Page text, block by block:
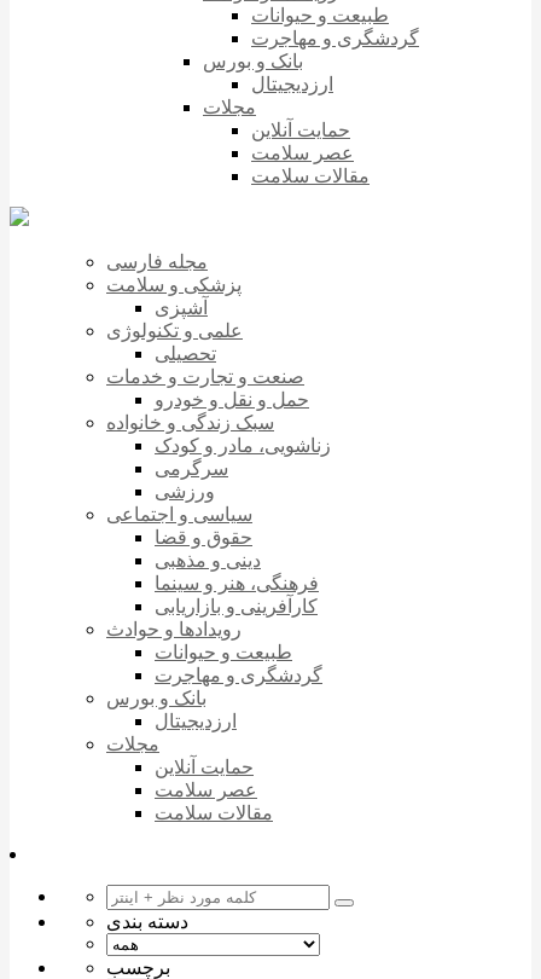
طبیعت و حیوانات
گردشگری و مهاجرت
بانک و بورس
ارزدیجیتال
مجلات
حمایت آنلاین
عصر سلامت
مقالات سلامت
مجله فارسی
پزشکی و سلامت
آشپزی
علمی و تکنولوژی
تحصیلی
صنعت و تجارت و خدمات
حمل و نقل و خودرو
سبک زندگی و خانواده
زناشویی، مادر و کودک
سرگرمی
ورزشی
سیاسی و اجتماعی
حقوق و قضا
دینی و مذهبی
فرهنگی، هنر و سینما
کارآفرینی و بازاریابی
رویدادها و حوادث
طبیعت و حیوانات
گردشگری و مهاجرت
بانک و بورس
ارزدیجیتال
مجلات
حمایت آنلاین
عصر سلامت
مقالات سلامت
دسته بندی
برچسب